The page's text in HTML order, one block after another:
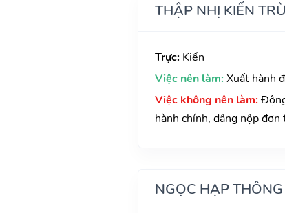
THẬP NHỊ KIẾN
Trực: Kiến
Việc nên làm: Xuất hành
Việc không nên làm:
hành chính, dâng nộp
NGỌC HẠP